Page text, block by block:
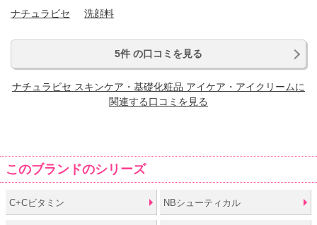
ナチュラビセ 洗顔料
5件 の口コミを見る
ナチュラビセ スキンケア・基礎化粧品 アイケア・アイクリームに
関連する口コミを見る
このブランドのシリーズ
C+Cビタミン NBシューティカル